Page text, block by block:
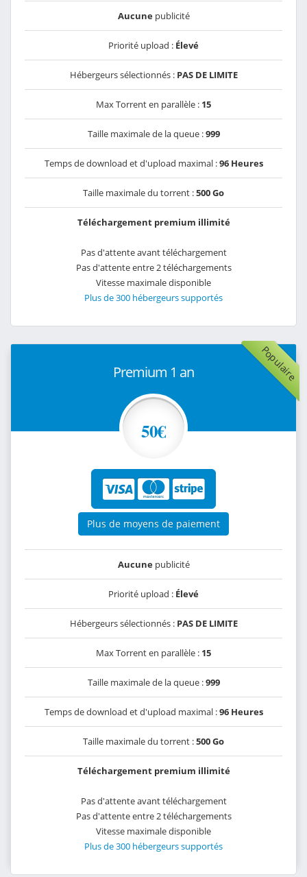
Aucunepublicité
Priorité upload : Élevé
Hébergeurs sélectionnés : PAS DE LIMITE
Max Torrent en parallèle : 15
Taille maximale de la queue :999
Temps de download et d'upload maximal :96 Heures
Taille maximale du torrent :500 Go
Téléchargement premium illimité
Pas d'attente avant téléchargement
Pas d'attente entre 2 téléchargements
Vitesse maximale disponible
Plus de 300 hébergeurs supportés
Populaire
Premium 1 an
50€
Plus de moyens de paiement
Aucunepublicité
Priorité upload : Élevé
Hébergeurs sélectionnés : PAS DE LIMITE
Max Torrent en parallèle : 15
Taille maximale de la queue :999
Temps de download et d'upload maximal :96 Heures
Taille maximale du torrent :500 Go
Téléchargement premium illimité
Pas d'attente avant téléchargement
Pas d'attente entre 2 téléchargements
Vitesse maximale disponible
Plus de 300 hébergeurs supportés